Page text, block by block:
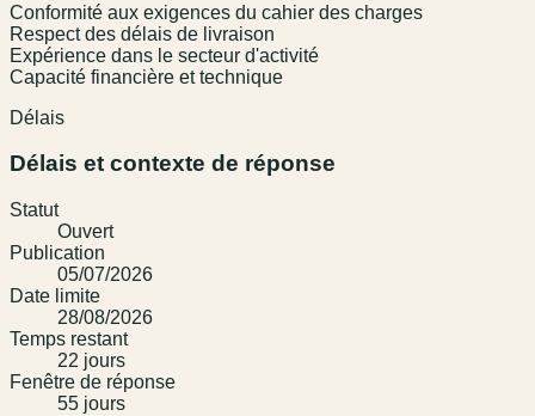
Conformité aux exigences du cahier des charges
Respect des délais de livraison
Expérience dans le secteur d'activité
Capacité financière et technique
Délais
Délais et contexte de réponse
Statut
Ouvert
Publication
05/07/2026
Date limite
28/08/2026
Temps restant
22 jours
Fenêtre de réponse
55 jours